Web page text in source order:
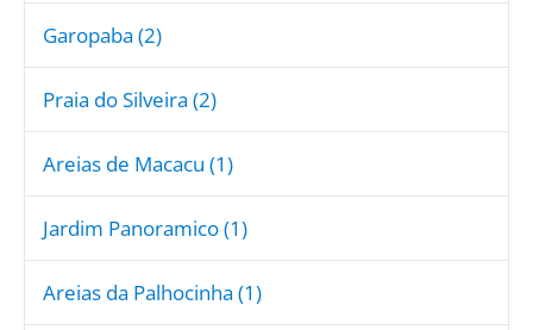
Garopaba (2)
Praia do Silveira (2)
Areias de Macacu (1)
Jardim Panoramico (1)
Areias da Palhocinha (1)